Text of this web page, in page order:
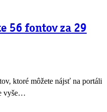
56 fontov za 29
ktoré môžete nájsť na portáli
vyše…